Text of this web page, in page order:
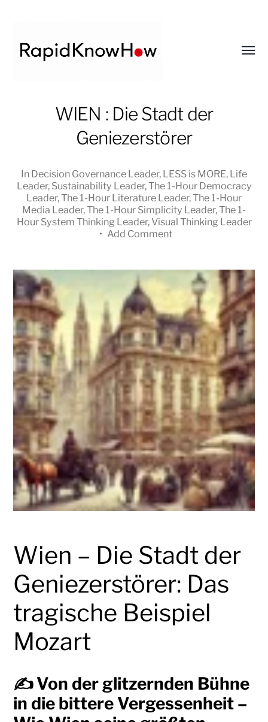
RapidKnowHow
DECISION
™
WIEN : Die Stadt der
Geniezerstörer
In Decision Governance Leader, LESS is MORE, Life
Leader, Sustainability Leader,The 1-Hour Democracy
Leader,The 1-Hour Literature Leader,The 1-Hour
Media Leader,The 1-Hour Simplicity Leader,The 1-
Hour System Thinking Leader, Visual Thinking Leader
• Add Comment
Wien – Die Stadt der
Geniezerstörer: Das
tragische Beispiel
Mozart
✍️ Von der glitzernden Bühne
in die bittere Vergessenheit –